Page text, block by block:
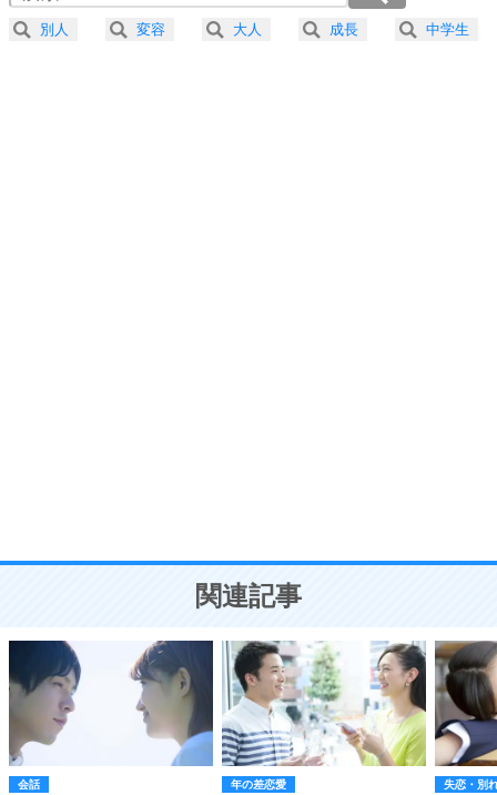
プラス思考
ことが大切。
2.5倍速 （178KB 45秒）
3.0倍速 （149KB 37秒）
別人 変容 大人 成長 中学生
関連記事
会話 年の差恋愛 失恋・別